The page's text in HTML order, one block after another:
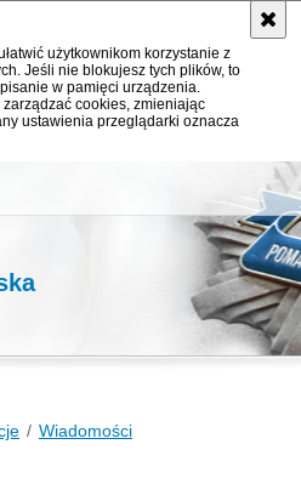
użytkownikom korzystanie z
Jeśli nie blokujesz tych plików, to
w pamięci urządzenia.
cookies, zmieniając
ustawienia przeglądarki oznacza
Wiadomości